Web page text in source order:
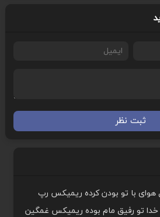
ثبت نظر
هوای با تو بودن کرده ریمیکس رپ
خدا تو رفیق مام بوده ریمیکس غمگین